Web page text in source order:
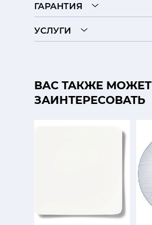
ГАРАНТИЯ
УСЛУГИ
ВАС ТАКЖЕ МОЖЕТ
ЗАИНТЕРЕСОВАТЬ